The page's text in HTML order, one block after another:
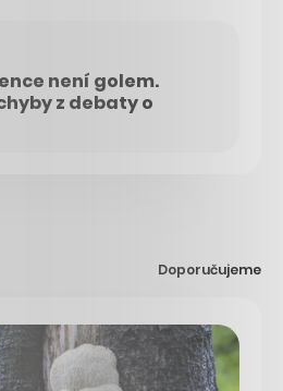
není golem.
z debaty o
Doporučujeme